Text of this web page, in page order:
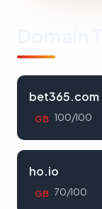
bet365.com
GB 100/100
ho.io
GB 70/100